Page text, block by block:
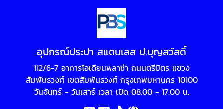
อุปกรณ์ประปา สแตนเลส ป.บุญสวัสดิ์
112/6-7 อาคารโอเดียนพลาซ่า ถนนตรีมิตร แขวง
สัมพันธวงศ์ เขตสัมพันธวงศ์ กรุงเทพมหานคร 10100
วันจันทร์ - วันเสาร์ เวลา เปิด 08.00 - 17.00 น.